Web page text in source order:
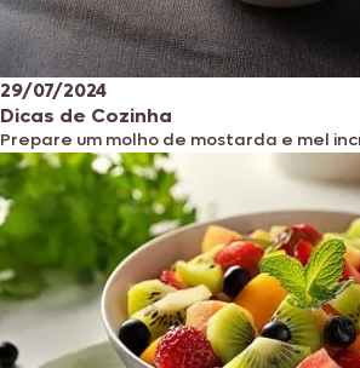
29/07/2024
Dicas de Cozinha
Prepare um molho de mostarda e mel